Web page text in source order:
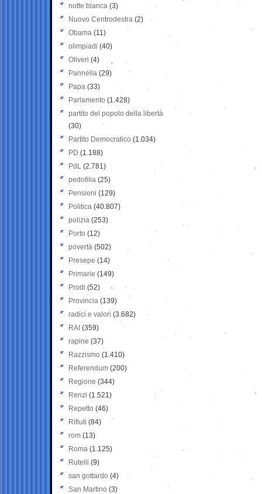
notte bianca (3)
Nuovo Centrodestra (2)
Obama (11)
olimpiadi (40)
Oliveri (4)
Pannella (29)
Papa (33)
Parlamento (1.428)
partito del popolo della libertà
(30)
Partito Democratico (1.034)
PD (1.188)
PdL (2.781)
pedofilia (25)
Pensioni (129)
Politica (40.807)
polizia (253)
Porto (12)
povertà (502)
Presepe (14)
Primarie (149)
Prodi (52)
Provincia (139)
radici e valori (3.682)
RAI (359)
rapine (37)
Razzismo (1.410)
Referendum (200)
Regione (344)
Renzi (1.521)
Repetto (46)
Rifiuti (84)
rom (13)
Roma (1.125)
Rutelli (9)
san gottardo (4)
San Martino (3)